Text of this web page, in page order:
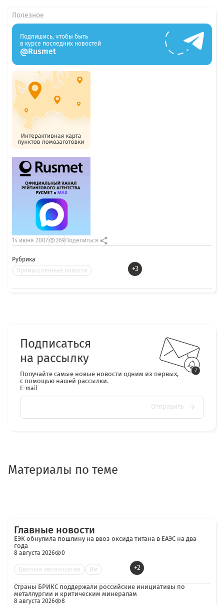
Рубрика
Промышленные новости
+3
14 июня 2007 269 Поделиться
Полезное
Подпишись, чтобы быть
в курсе последних новостей
@Rusmet
Подписаться
на рассылку
Получайте самые новые новости одним из первых,
с помощью нашей рассылки.
E-mail
Отправить
Материалы по теме
Главные новости
ЕЭК обнулила пошлину на ввоз оксида титана в ЕАЭС на два
года
8 августа 2026 0
Цветная металлургия Им +2
Страны БРИКС поддержали российские инициативы по
металлургии и критическим минералам
8 августа 2026 8